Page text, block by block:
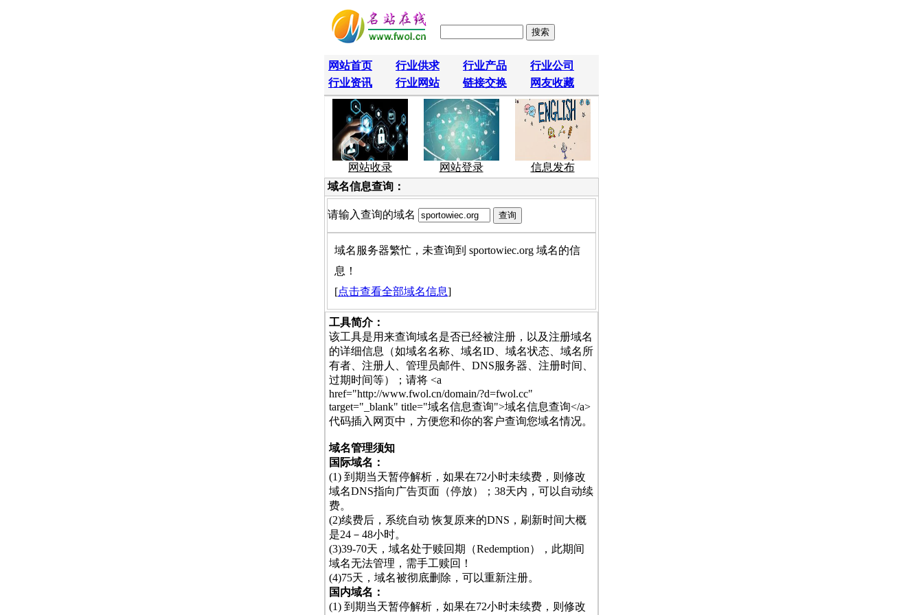
网站首页 行业供求 行业产品
行业公司
行业资讯
行业网站 链接交换 网友收藏
网站收录 网站登录
信息发布
域名信息查询：
请输入查询的域名
域名服务器繁忙，未查询到 sportowiec.org 域名的信
息！
[点击查看全部域名信息]
工具简介：
该工具是用来查询域名是否已经被注册，以及注册域名
的详细信息（如域名名称、域名ID、域名状态、域名所
有者、注册人、管理员邮件、DNS服务器、注册时间、
过期时间等）；请将 <a
href="http://www.fwol.cn/domain/?d=fwol.cc"
target="_blank" title="域名信息查询">域名信息查询</a>
代码插入网页中，方便您和你的客户查询您域名情况。
域名管理须知
国际域名：
(1) 到期当天暂停解析，如果在72小时未续费，则修改
域名DNS指向广告页面（停放）；38天内，可以自动续
费。
(2)续费后，系统自动 恢复原来的DNS，刷新时间大概
是24－48小时。
(3)39-70天，域名处于赎回期（Redemption），此期间
域名无法管理，需手工赎回！
(4)75天，域名被彻底删除，可以重新注册。
国内域名：
(1) 到期当天暂停解析，如果在72小时未续费，则修改